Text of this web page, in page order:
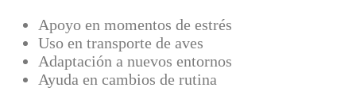
Apoyo en momentos de estrés
Uso en transporte de aves
Adaptación a nuevos entornos
Ayuda en cambios de rutina